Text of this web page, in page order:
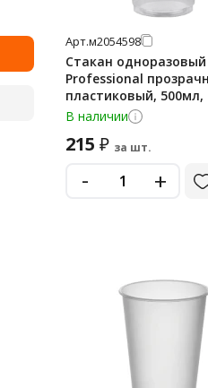
Арт.м2054598
Стакан
Professional
пластиковый,
В наличии
215 ₽ за шт.
- +